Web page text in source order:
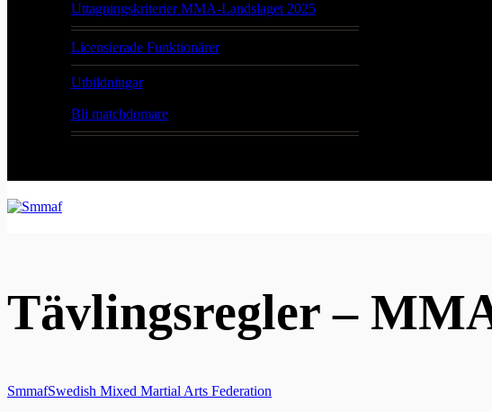
Uttagningskriterier MMA-Landslaget 2025
Licensierade Funktionärer
Utbildningar
Bli matchdomare
Tävlingsregler –
SmmafSwedish Mixed Martial Arts Federation